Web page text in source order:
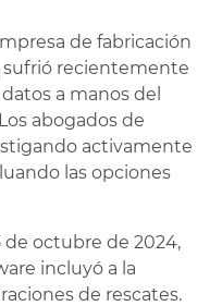
de fabricación
sufrió recientemente
a manos del
abogados de
activamente
las opciones
de octubre de 2024,
incluyó a la
de rescates.